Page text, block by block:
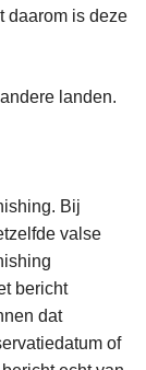
daarom is deze
landen.
Bij
valse
bericht
dat
of